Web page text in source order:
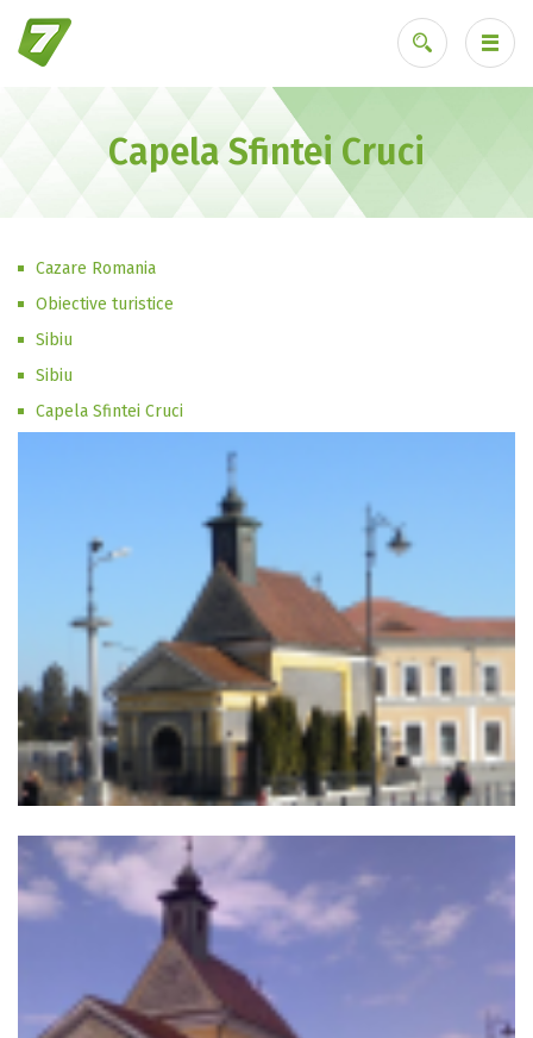
Ai uitat parola?
Capela Sfintei Cruci
Cazare Romania
Obiective turistice
Sibiu
Sibiu
Capela Sfintei Cruci